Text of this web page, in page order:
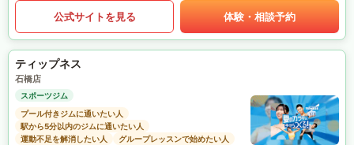
公式サイトを見る 体験・相談予約
ティップネス
石橋店
スポーツジム
プール付きジムに通いたい人
駅から5分以内のジムに通いたい人
運動不足を解消したい人
グループレッスンで始めたい人